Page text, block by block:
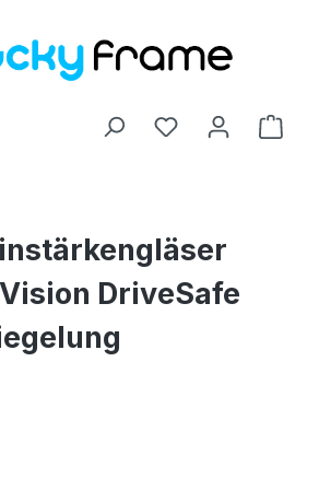
DriveSafe